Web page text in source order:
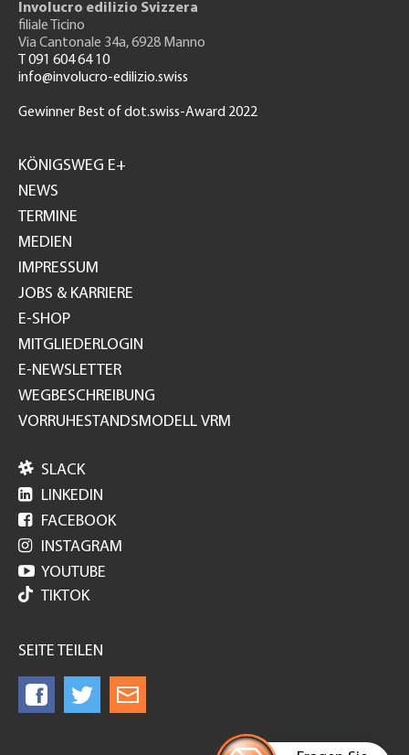
Involucro edilizio Svizzera
filiale Ticino
Via Cantonale 34a, 6928 Manno
T 091 604 64 10
info@involucro-edilizio.swiss
Gewinner Best of dot.swiss-Award 2022
GH
KÖNIGSWEG E+
NEWS
TERMINE
MEDIEN
IMPRESSUM
JOBS & KARRIERE
E-SHOP
MITGLIEDERLOGIN
E-NEWSLETTER
WEGBESCHREIBUNG
VORRUHESTANDSMODELL VRM
 SLACK
 LINKEDIN
 FACEBOOK
 INSTAGRAM
 YOUTUBE
TIKTOK
SEITE TEILEN